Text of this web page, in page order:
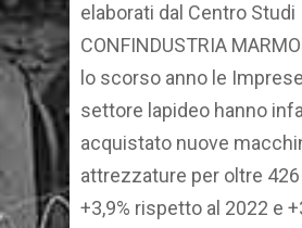
elaborati dal Centro Studi
CONFINDUSTRIA
lo scorso anno le
settore lapideo hanno
acquistato nuove
attrezzature per oltre
+3,9% rispetto al 2022 e